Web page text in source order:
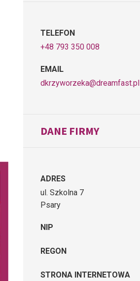
TELEFON
+48 793 350 008
EMAIL
dkrzyworzeka@dreamfast.pl
DANE FIRMY
ADRES
ul. Szkolna 7
Psary
NIP
REGON
STRONA INTERNETOWA